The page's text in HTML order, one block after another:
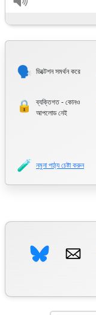
🗣️ ডিক্টেশন সমর্থন করে
🔒
ব্যক্তিগত - কোনও
আপলোড নেই
🧪 নমুনা পাঠ্য চেষ্টা করুন